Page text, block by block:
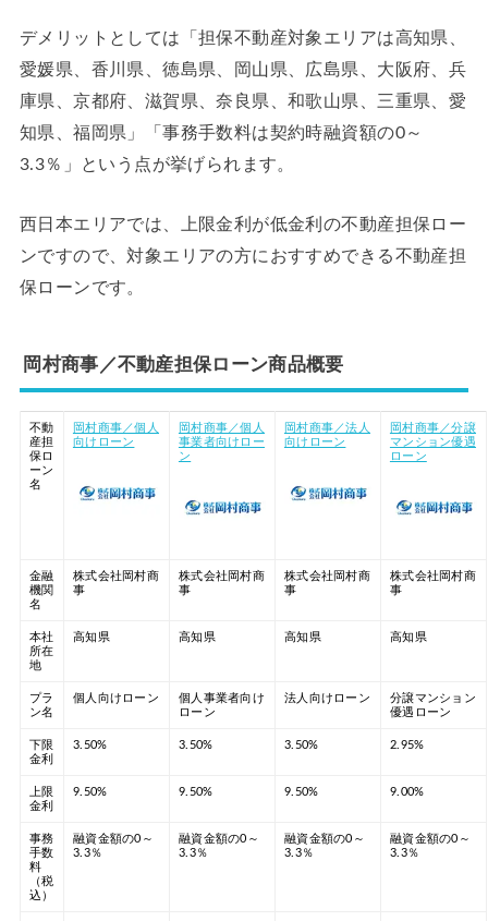
デメリットとしては「担保不動産対象エリアは高知県、
愛媛県、香川県、徳島県、岡山県、広島県、大阪府、兵
庫県、京都府、滋賀県、奈良県、和歌山県、三重県、愛
知県、福岡県」「事務手数料は契約時融資額の0～
3.3％」という点が挙げられます。
西日本エリアでは、上限金利が低金利の不動産担保ロー
ンですので、対象エリアの方におすすめできる不動産担
保ローンです。
岡村商事／不動産担保ローン商品概要
不動
産担
保ロ
ーン
名
岡村商事／個人
向けローン
岡村商事／個人
事業者向けロー
ン
岡村商事／法人
向けローン
岡村商事／分譲
マンション優遇
ローン
金融
機関
名
株式会社岡村商
事
株式会社岡村商
事
株式会社岡村商
事
株式会社岡村商
事
本社
所在
地
高知県 高知県 高知県 高知県
プラ
ン名
個人向けローン
個人事業者向け
ローン
法人向けローン
分譲マンション
優遇ローン
下限
金利
3.50% 3.50% 3.50% 2.95%
上限
金利
9.50% 9.50% 9.50% 9.00%
事務
手数
料
（税
込）
融資金額の0～
3.3％
融資金額の0～
3.3％
融資金額の0～
3.3％
融資金額の0～
3.3％